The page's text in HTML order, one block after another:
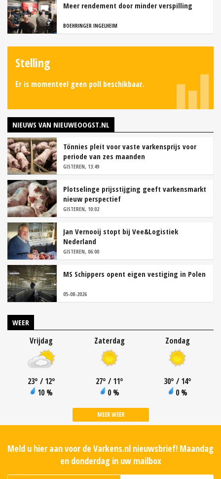
Meer rendement door minder verspilling
BOEHRINGER INGELHEIM
Stelling
Er is momenteel geen poll beschikbaar.
NIEUWS VAN NIEUWEOOGST.NL
Tönnies pleit voor vaste varkensprijs voor
periode van zes maanden
GISTEREN, 13:49
Plotselinge prijsstijging geeft varkensmarkt
nieuw perspectief
GISTEREN, 10:02
Jan Vernooij stopt bij Vee&Logistiek
Nederland
GISTEREN, 06:00
MS Schippers opent eigen vestiging in Polen
05-08-2026
WEER
Vrijdag
23° / 12°
10 %
Zaterdag
27° / 11°
0 %
Zondag
30° / 14°
0 %
MEER WEER
Meld u hier aan voor de Varkens.nl nieuwsbrief! Maandag
en donderdag in uw mailbox